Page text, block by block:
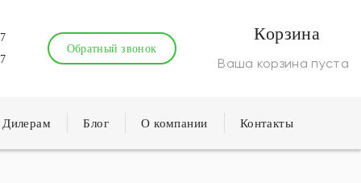
Обратный звонок
Корзина
Ваша корзина пуста
Дилерам Блог О компании Контакты